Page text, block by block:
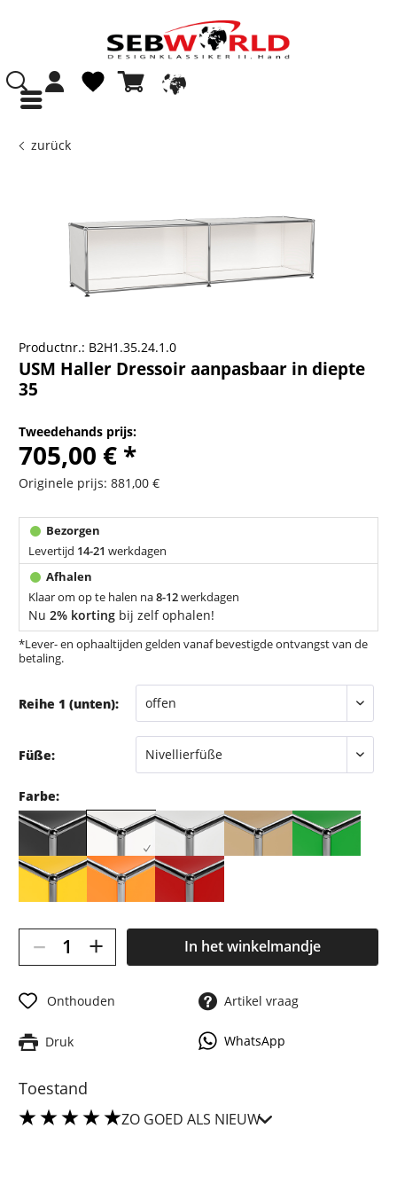
zurück
Productnr.: B2H1.35.24.1.0
USM Haller Dressoir aanpasbaar in diepte
35
Tweedehands prijs:
705,00 € *
Originele prijs: 881,00 €
Levertijd 14-21 werkdagen
Klaar om op te halen na8-12werkdagen
Nu2% korting bij zelf ophalen!
*Lever- en ophaaltijden gelden vanaf bevestigde ontvangst van de
betaling.
Farbe:
Reihe 1 (unten):
Füße:
– + In het winkelmandje
Onthouden Artikel vraag
Druk WhatsApp
Toestand
ZO GOED ALS NIEUW